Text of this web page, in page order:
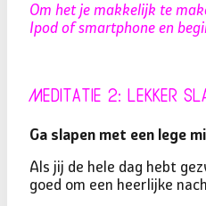
Om het je makkelijk te
Ipod of smartphone en
Meditatie 2: Lekker
Ga slapen met een lege
Als jij de hele dag hebt
goed om een heerlijke